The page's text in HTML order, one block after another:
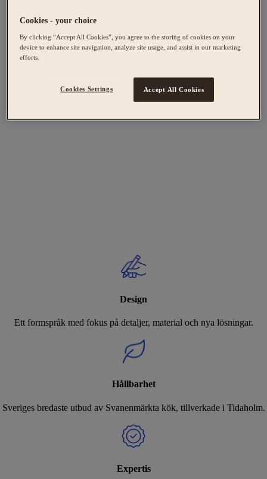
Design
Ett formspråk med fokus på detaljer, material och nya lösningar.
Hållbarhet
Sveriges bredaste utbud av Svanenmärkta kök, tillverkade i Tidaholm.
Expertis
Cookies - your choice
By clicking “Accept All Cookies”, you agree to the storing of cookies on your
device to enhance site navigation, analyze site usage, and assist in our marketing
efforts.
Cookies Settings Accept All Cookies